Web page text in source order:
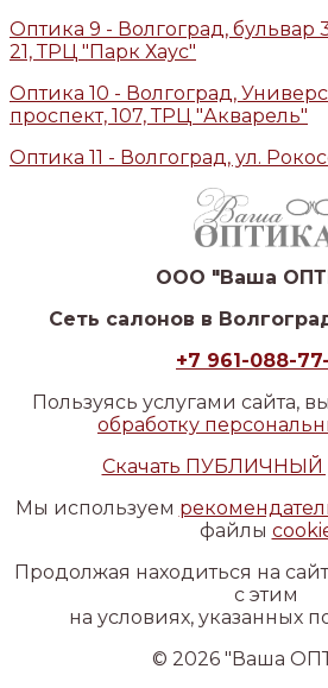
Оптика 9 - Волгоград, бульвар
21, ТРЦ "Парк Хаус"
Оптика 10 - Волгоград,
проспект, 107, ТРЦ "Акварель"
Оптика 11 - Волгоград, ул.
ООО "Ваша
Сеть салонов в
+7 961-088-
Пользуясь услугами сайта,
обработку
Скачать
Мы используем
файлы
Продолжая находиться на
с этим
на условиях, указанных
© 2026 "Ваша